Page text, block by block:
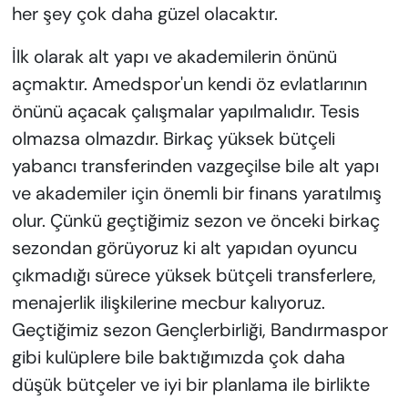
her şey çok daha güzel olacaktır.
İlk olarak alt yapı ve akademilerin önünü
açmaktır. Amedspor'un kendi öz evlatlarının
önünü açacak çalışmalar yapılmalıdır. Tesis
olmazsa olmazdır. Birkaç yüksek bütçeli
yabancı transferinden vazgeçilse bile alt yapı
ve akademiler için önemli bir finans yaratılmış
olur. Çünkü geçtiğimiz sezon ve önceki birkaç
sezondan görüyoruz ki alt yapıdan oyuncu
çıkmadığı sürece yüksek bütçeli transferlere,
menajerlik ilişkilerine mecbur kalıyoruz.
Geçtiğimiz sezon Gençlerbirliği, Bandırmaspor
gibi kulüplere bile baktığımızda çok daha
düşük bütçeler ve iyi bir planlama ile birlikte